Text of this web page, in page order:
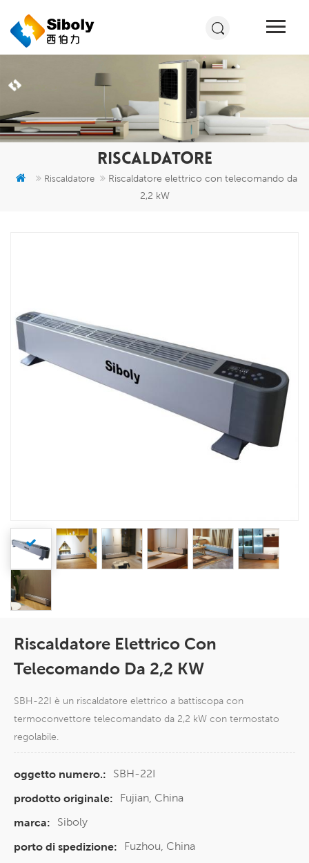
RISCALDATORE
Riscaldatore
Riscaldatore elettrico con telecomando da
2,2 kW
Riscaldatore Elettrico Con
Telecomando Da 2,2 KW
SBH-22I è un riscaldatore elettrico a battiscopa con
termoconvettore telecomandato da 2,2 kW con termostato
regolabile.
oggetto numero.:
SBH-22I
prodotto originale:
Fujian, China
marca:
Siboly
porto di spedizione:
Fuzhou, China